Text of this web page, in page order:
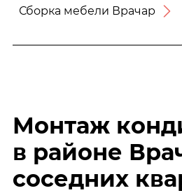
Сборка мебели Врачар
Монтаж
в районе
соседних